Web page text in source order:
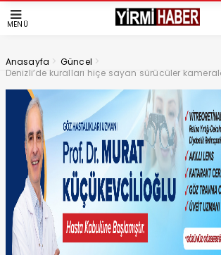
MENÜ
Anasayfa > Güncel >
Denizli’de kuralları hiçe sayan sürücüler